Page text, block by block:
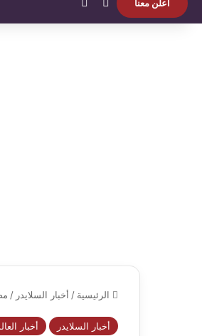
اعلن معنا
الرئيسية / أخبار السلايدر /
أخبار السلايدر أخبار